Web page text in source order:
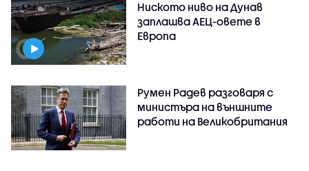
Ниското ниво на Дунав
заплашва АЕЦ-овете в
Европа
Румен Радев разговаря с
министъра на външните
работи на Великобритания